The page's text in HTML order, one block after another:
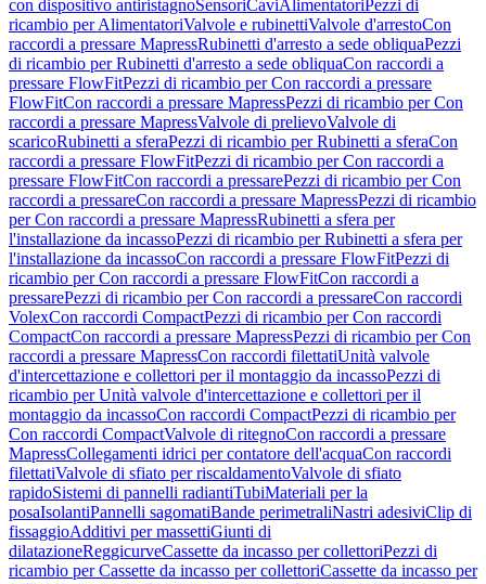
con dispositivo antiristagnoSensoriCaviAlimentatori Pezzi di
ricambio per AlimentatoriValvole e rubinettiValvole d'arrestoCon
raccordi a pressare MapressRubinetti d'arresto a sede obliquaPezzi
di ricambio per Rubinetti d'arresto a sede obliquaCon raccordi a
pressare FlowFitPezzi di ricambio per Con raccordi a pressare
FlowFitCon raccordi a pressare MapressPezzi di ricambio per Con
raccordi a pressare MapressValvole di prelievoValvole di
scaricoRubinetti a sferaPezzi di ricambio per Rubinetti a sferaCon
raccordi a pressare FlowFitPezzi di ricambio per Con raccordi a
pressare FlowFitCon raccordi a pressarePezzi di ricambio per Con
raccordi a pressareCon raccordi a pressare MapressPezzi di ricambio
per Con raccordi a pressare MapressRubinetti a sfera per
l'installazione da incassoPezzi di ricambio per Rubinetti a sfera per
l'installazione da incassoCon raccordi a pressare FlowFitPezzi di
ricambio per Con raccordi a pressare FlowFitCon raccordi a
pressarePezzi di ricambio per Con raccordi a pressareCon raccordi
VolexCon raccordi CompactPezzi di ricambio per Con raccordi
CompactCon raccordi a pressare MapressPezzi di ricambio per Con
raccordi a pressare MapressCon raccordi filettatiUnità valvole
d'intercettazione e collettori per il montaggio da incassoPezzi di
ricambio per Unità valvole d'intercettazione e collettori per il
montaggio da incassoCon raccordi CompactPezzi di ricambio per
Con raccordi CompactValvole di ritegnoCon raccordi a pressare
MapressCollegamenti idrici per contatore dell'acquaCon raccordi
filettatiValvole di sfiato per riscaldamentoValvole di sfiato
rapidoSistemi di pannelli radiantiTubiMateriali per la
posaIsolantiPannelli sagomatiBande perimetraliNastri adesiviClip di
fissaggioAdditivi per massettiGiunti di
dilatazioneReggicurveCassette da incasso per collettoriPezzi di
ricambio per Cassette da incasso per collettoriCassette da incasso per